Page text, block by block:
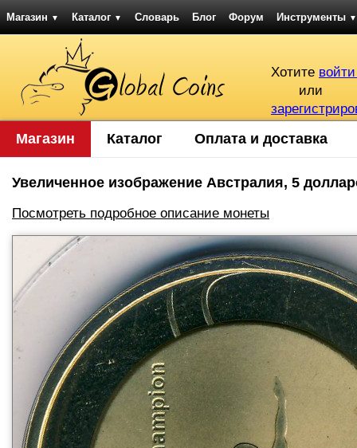
Магазин ▼ Каталог ▼ Словарь Блог Форум Инструменты ▼
Хотите
или
Магазин Каталог Оплата и доставка
Увеличенное изображение Австралия, 5
Посмотреть подробное описание монеты